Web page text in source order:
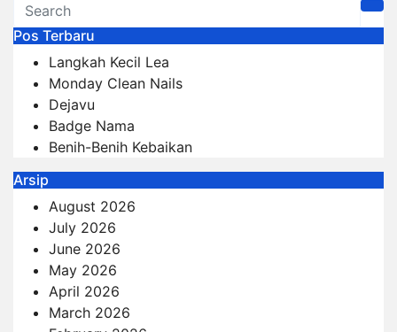
Pos Terbaru
Langkah Kecil Lea
Monday Clean Nails
Dejavu
Badge Nama
Benih-Benih Kebaikan
Arsip
August 2026
July 2026
June 2026
May 2026
April 2026
March 2026